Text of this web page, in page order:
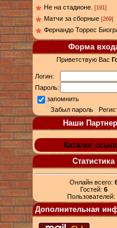
Не на стадионе. [191]
Матчи за сборные [269]
Фернандо Торрес
Форма
Приветствую Вас
Логин:
Пароль:
запомнить
Забыл пароль |
Наши
Каталог
Статистика
Онлайн всего:
Гостей: 6
Пользователей:
Дополнительная